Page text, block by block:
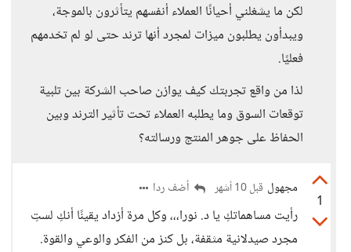
لكن ما يشغلني أحيانًا العملاء أنفسهم يتأثرون بالموجة،
ويبدأون يطلبون ميزات لمجرد أنها ترند حتى لو لم تخدمهم
فعليًا.
لذا من واقع تجربتك كيف يوازن صاحب الشركة بين تلبية
توقعات السوق وما يطلبه العملاء تحت تأثير الترند وبين
الحفاظ على جوهر المنتج ورسالته؟
1
مجهول قبل 10 أشهر أضف ردا
رأيت مساهماتكِ يا د. نورا،،، وكل مرة أزداد يقينًا أنكِ لستِ
مجرد صيدلانية مثقفة، بل كنز من الفكر والوعي والقوة.